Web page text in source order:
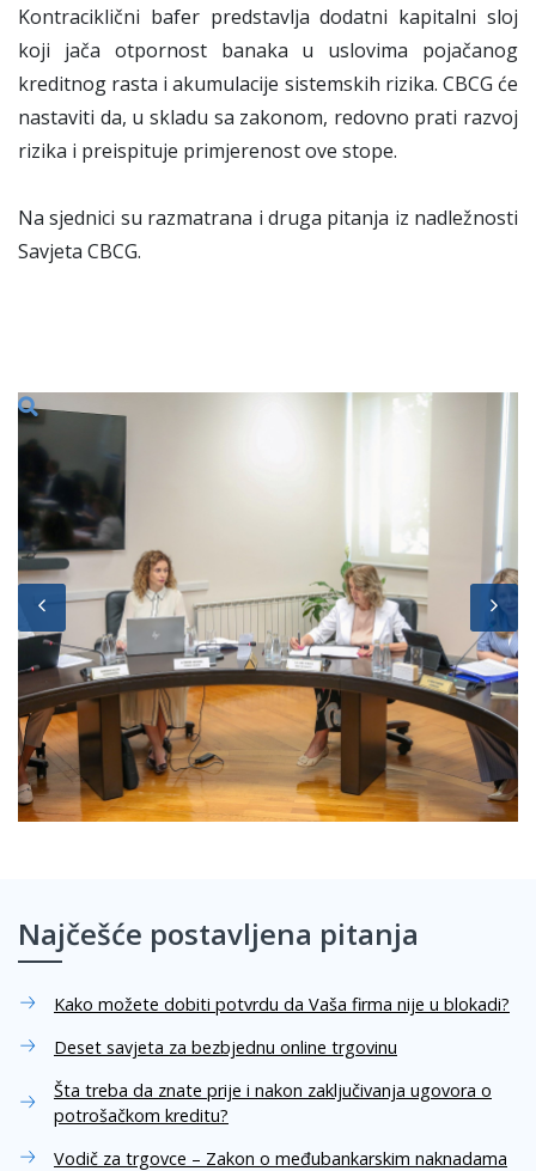
Kontraciklični bafer predstavlja dodatni kapitalni sloj
koji jača otpornost banaka u uslovima pojačanog
kreditnog rasta i akumulacije sistemskih rizika. CBCG će
nastaviti da, u skladu sa zakonom, redovno prati razvoj
rizika i preispituje primjerenost ove stope.
Na sjednici su razmatrana i druga pitanja iz nadležnosti
Savjeta CBCG.
Najčešće postavljena pitanja
Kako možete dobiti potvrdu da Vaša firma nije u blokadi?
Deset savjeta za bezbjednu online trgovinu
Šta treba da znate prije i nakon zaključivanja ugovora o
potrošačkom kreditu?
Vodič za trgovce – Zakon o međubankarskim naknadama